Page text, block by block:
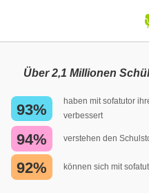
Über 2,1 Millionen
93%
haben mit sofatutor
verbessert
94% verstehen den
92% können sich mit